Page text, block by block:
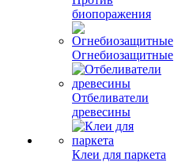
биопоражения
Огнебиозащитные
Отбеливатели
древесины
Клеи для паркета